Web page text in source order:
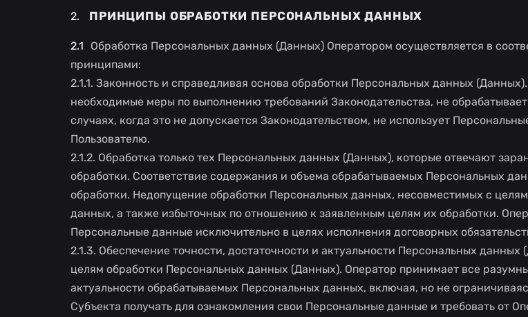
ПРИНЦИПЫ ОБРАБОТКИ ПЕРСОНАЛЬНЫХ ДАННЫХ
Обработка Персональных данных (Данных) Оператором осуществляется в
принципами:
2.1.1. Законность и справедливая основа обработки Персональных данных
необходимые меры по выполнению требований Законодательства, не
случаях, когда это не допускается Законодательством, не использует
Пользователю.
2.1.2. Обработка только тех Персональных данных (Данных), которые отвечают
обработки. Соответствие содержания и объема обрабатываемых Персональных
обработки. Недопущение обработки Персональных данных, несовместимых с
данных, а также избыточных по отношению к заявленным целям их обработки.
Персональные данные исключительно в целях исполнения договорных
2.1.3. Обеспечение точности, достаточности и актуальности Персональных
целям обработки Персональных данных (Данных). Оператор принимает все
актуальности обрабатываемых Персональных данных, включая, но не
Субъекта получать для ознакомления свои Персональные данные и требовать от